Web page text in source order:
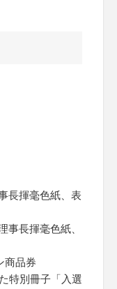
長揮毫色紙、表
長揮毫色紙、
商品券
特別冊子「入選